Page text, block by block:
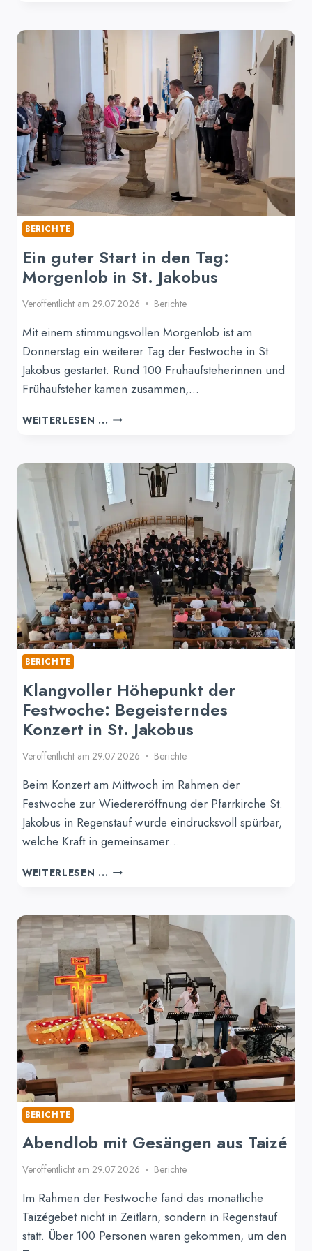
MAISL
ZUR
FESTWOCHE
DER
ALTARWEIHE
BERICHTE
Ein guter Start in den Tag:
Morgenlob in St. Jakobus
Veröffentlicht am 29.07.2026 Berichte
Mit einem stimmungsvollen Morgenlob ist am
Donnerstag ein weiterer Tag der Festwoche in St.
Jakobus gestartet. Rund 100 Frühaufsteherinnen und
Frühaufsteher kamen zusammen,…
WEITERLESEN ... EIN
IN
DEN
TAG:
MORGENLOB
IN
ST.
JAKOBUS
BERICHTE
Klangvoller Höhepunkt der
Festwoche: Begeisterndes
Konzert in St. Jakobus
Veröffentlicht am 29.07.2026 Berichte
Beim Konzert am Mittwoch im Rahmen der
Festwoche zur Wiedereröffnung der Pfarrkirche St.
Jakobus in Regenstauf wurde eindrucksvoll spürbar,
welche Kraft in gemeinsamer…
WEITERLESEN ... KLANGVOLLER
FESTWOCHE:
BEGEISTERNDES
KONZERT
IN
ST.
JAKOBUS
BERICHTE
Abendlob mit Gesängen aus Taizé
Veröffentlicht am 29.07.2026 Berichte
Im Rahmen der Festwoche fand das monatliche
Taizégebet nicht in Zeitlarn, sondern in Regenstauf
statt. Über 100 Personen waren gekommen, um den